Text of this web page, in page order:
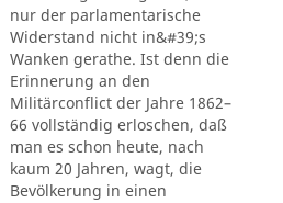
nur der parlamentarische
Widerstand nicht in&#39;s
Wanken gerathe. Ist denn die
Erinnerung an den
Militärconflict der Jahre 1862–
66 vollständig erloschen, daß
man es schon heute, nach
kaum 20 Jahren, wagt, die
Bevölkerung in einen